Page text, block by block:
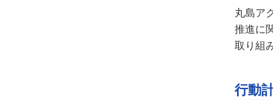
丸島ア
推進に
取り組
行動